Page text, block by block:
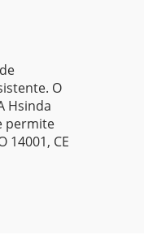
O
Hsinda
permite
CE